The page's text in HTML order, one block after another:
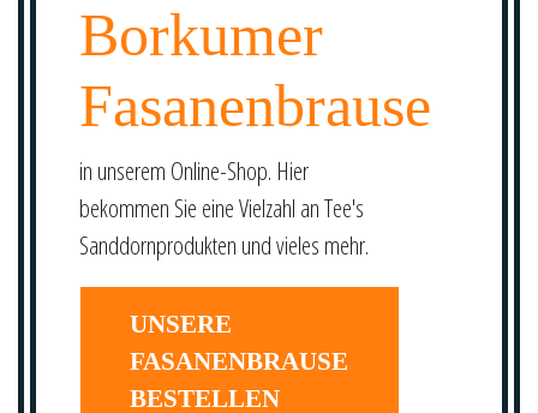
Borkumer
Fasanenbrause
in unserem Online-Shop. Hier
bekommen Sie eine Vielzahl an Tee's
Sanddornprodukten und vieles mehr.
UNSERE
FASANENBRAUSE
BESTELLEN